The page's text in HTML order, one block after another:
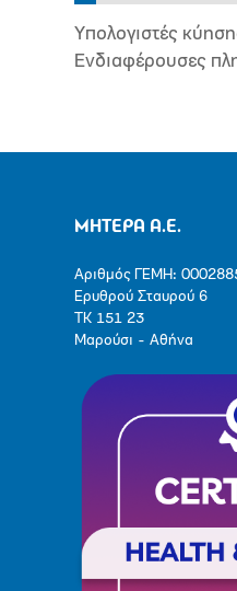
Υπολογιστές
Ενδιαφέρουσες
ΜΗΤΕΡΑ Α.Ε.
Αριθμός ΓΕΜΗ:
Ερυθρού Σταυρού 6
ΤΚ 151 23
Μαρούσι - Αθήνα